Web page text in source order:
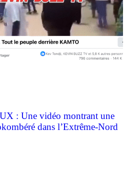
: Une vidéo montrant une
dans l’Extrême-Nord